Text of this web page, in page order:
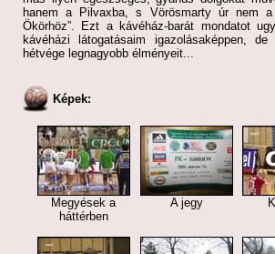
hanem a Pilvaxba, s Vörösmarty úr nem
Ökörhöz”. Ezt a kávéház-barát mondatot
kávéházi látogatásaim igazolásaképpen,
hétvége legnagyobb élményeit...
Képek:
Megyések a
háttérben
A jegy